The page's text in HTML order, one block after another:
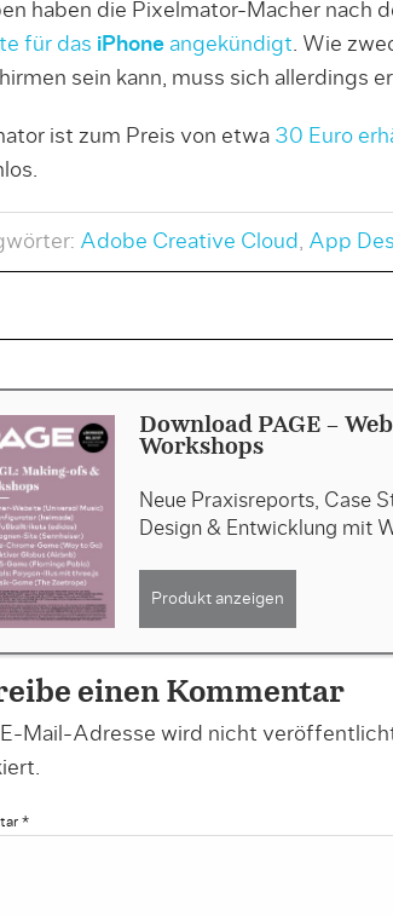
haben die Pixelmator-Macher nach
für das iPhoneangekündigt. Wie
sein kann, muss sich allerdings
ist zum Preis von etwa 30 Euro
Adobe Creative Cloud, App
Download PAGE -
Workshops
Neue Praxisreports, Case
Design & Entwicklung mit
Produkt anzeigen
einen Kommentar
E-Mail-Adresse wird nicht
*